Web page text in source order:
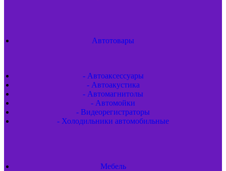
Автотовары
- Автоаксессуары
- Автоакустика
- Автомагнитолы
- Автомойки
- Видеорегистраторы
- Холодильники автомобильные
Мебель